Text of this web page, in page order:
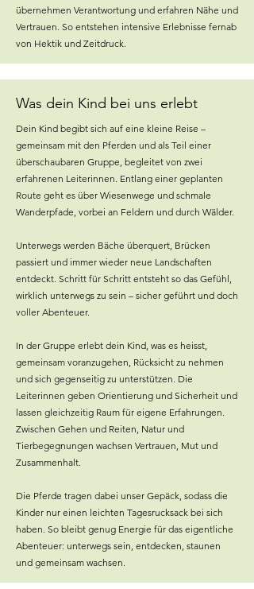
übernehmen Verantwortung und erfahren Nähe und
Vertrauen. So entstehen intensive Erlebnisse fernab
von Hektik und Zeitdruck.
Was dein Kind bei uns erlebt
Dein Kind begibt sich auf eine kleine Reise –
gemeinsam mit den Pferden und als Teil einer
überschaubaren Gruppe, begleitet von zwei
erfahrenen Leiterinnen. Entlang einer geplanten
Route geht es über Wiesenwege und schmale
Wanderpfade, vorbei an Feldern und durch Wälder.
Unterwegs werden Bäche überquert, Brücken
passiert und immer wieder neue Landschaften
entdeckt. Schritt für Schritt entsteht so das Gefühl,
wirklich unterwegs zu sein – sicher geführt und doch
voller Abenteuer.
In der Gruppe erlebt dein Kind, was es heisst,
gemeinsam voranzugehen, Rücksicht zu nehmen
und sich gegenseitig zu unterstützen. Die
Leiterinnen geben Orientierung und Sicherheit und
lassen gleichzeitig Raum für eigene Erfahrungen.
Zwischen Gehen und Reiten, Natur und
Tierbegegnungen wachsen Vertrauen, Mut und
Zusammenhalt.
Die Pferde tragen dabei unser Gepäck, sodass die
Kinder nur einen leichten Tagesrucksack bei sich
haben. So bleibt genug Energie für das eigentliche
Abenteuer: unterwegs sein, entdecken, staunen
und gemeinsam wachsen.